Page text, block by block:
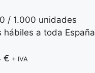
/ 1.000 unidades
hábiles a toda España
€ + IVA